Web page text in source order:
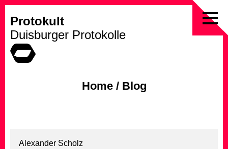
to
Protokult
Duisburger Protokolle
Home/ Blog
Alexander Scholz